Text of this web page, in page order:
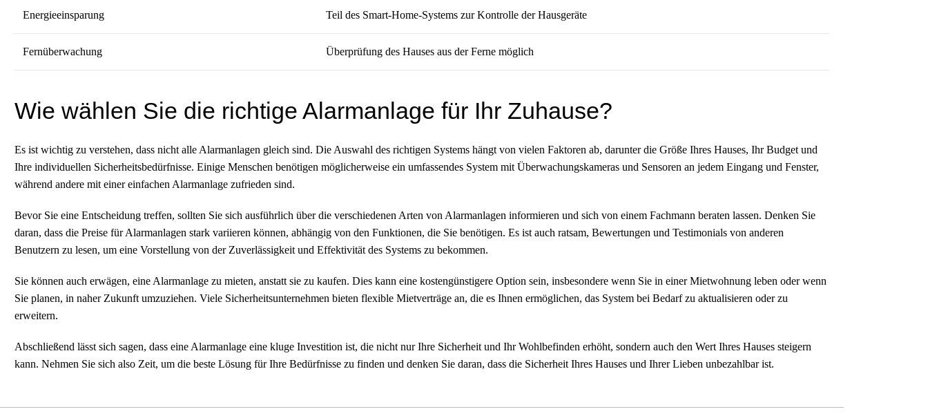
Energieeinsparung Teil des Smart-Home-Systems zur Kontrolle der Hausgeräte
Fernüberwachung Überprüfung des Hauses aus der Ferne möglich
Wie wählen Sie die richtige Alarmanlage für Ihr Zuhause?
Es ist wichtig zu verstehen, dass nicht alle Alarmanlagen gleich sind. Die Auswahl des richtigen Systems hängt von vielen Faktoren ab, darunter die Größe Ihres Hauses, Ihr Budget und
Ihre individuellen Sicherheitsbedürfnisse. Einige Menschen benötigen möglicherweise ein umfassendes System mit Überwachungskameras und Sensoren an jedem Eingang und Fenster,
während andere mit einer einfachen Alarmanlage zufrieden sind.
Bevor Sie eine Entscheidung treffen, sollten Sie sich ausführlich über die verschiedenen Arten von Alarmanlagen informieren und sich von einem Fachmann beraten lassen. Denken Sie
daran, dass die Preise für Alarmanlagen stark variieren können, abhängig von den Funktionen, die Sie benötigen. Es ist auch ratsam, Bewertungen und Testimonials von anderen
Benutzern zu lesen, um eine Vorstellung von der Zuverlässigkeit und Effektivität des Systems zu bekommen.
Sie können auch erwägen, eine Alarmanlage zu mieten, anstatt sie zu kaufen. Dies kann eine kostengünstigere Option sein, insbesondere wenn Sie in einer Mietwohnung leben oder wenn
Sie planen, in naher Zukunft umzuziehen. Viele Sicherheitsunternehmen bieten flexible Mietverträge an, die es Ihnen ermöglichen, das System bei Bedarf zu aktualisieren oder zu
erweitern.
Abschließend lässt sich sagen, dass eine Alarmanlage eine kluge Investition ist, die nicht nur Ihre Sicherheit und Ihr Wohlbefinden erhöht, sondern auch den Wert Ihres Hauses steigern
kann. Nehmen Sie sich also Zeit, um die beste Lösung für Ihre Bedürfnisse zu finden und denken Sie daran, dass die Sicherheit Ihres Hauses und Ihrer Lieben unbezahlbar ist.